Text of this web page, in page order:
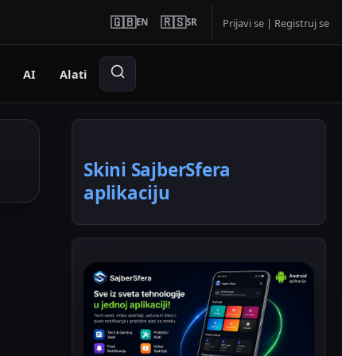
🇬🇧EN 🇷🇸SR Prijavi se | Registruj se
AI Alati
Skini SajberSfera
aplikaciju